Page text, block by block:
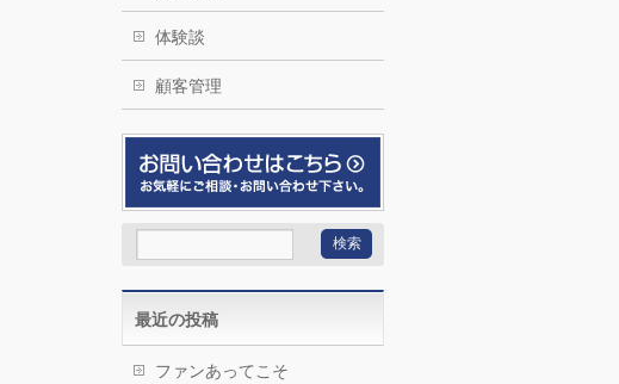
体験談
顧客管理
最近の投稿
ファンあってこそ